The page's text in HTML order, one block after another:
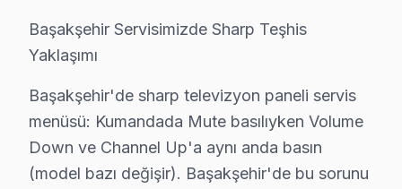
Başakşehir Sharp TV Arızaları –
Sharp televizyonunuz beklenmedik bir anda arıza mı
Sharp televizyon paneli'lerde gözlemlenen başlıca
• Başakşehir'de Ekran Arızaları: Panel çizgisi, renk
• Başakşehir'de Güç Sorunları: Kırmızı ışık yanıp
Başakşehir Servisimizde Sharp Teşhis
Yaklaşımı
Başakşehir'de sharp televizyon paneli servis
menüsü: Kumandada Mute basılıyken Volume
Down ve Channel Up'a aynı anda basın
(model bazı değişir). Başakşehir'de bu sorunu